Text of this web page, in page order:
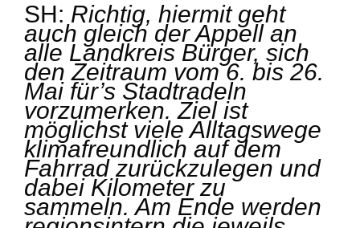
SH: Richtig, hiermit geht
auch gleich der Appell an
alle Landkreis Bürger, sich
den Zeitraum vom 6. bis 26.
Mai für’s Stadtradeln
vorzumerken. Ziel ist
möglichst viele Alltagswege
klimafreundlich auf dem
Fahrrad zurückzulegen und
dabei Kilometer zu
sammeln. Am Ende werden